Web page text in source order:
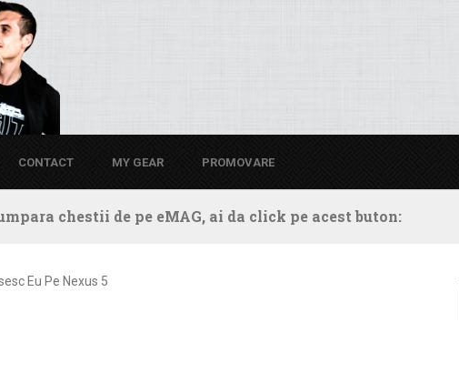
CONTACT MY GEAR PROMOVARE
chestii de pe eMAG, ai da click pe acest buton:
Eu Pe Nexus 5